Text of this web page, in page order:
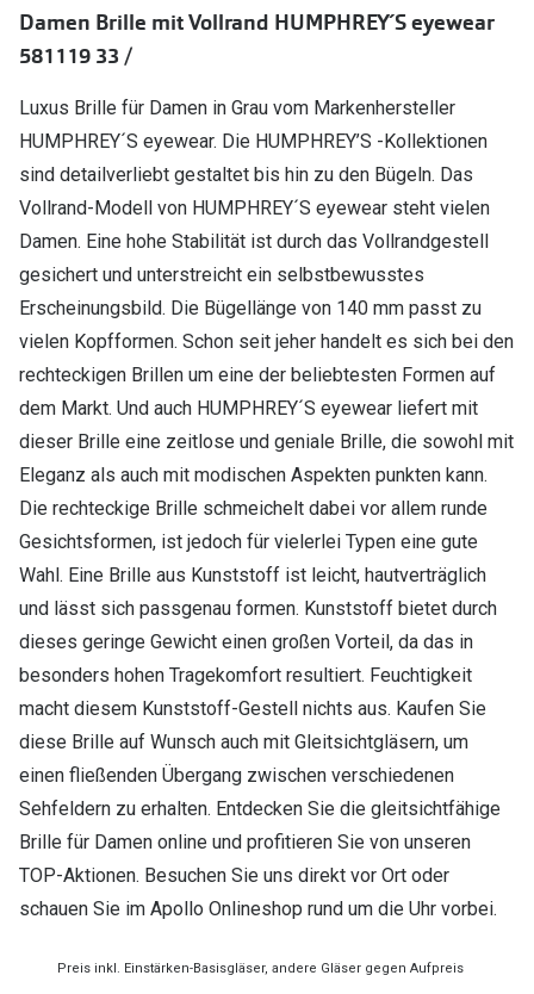
Transitions Gläser
Blaulichtfilter
Stellest®-Brillengläser
Zubehör
Brillenbügel
Brillenetuis
Brillenkettchen
Alle
Brillen 2
Damen Brille mit Vollrand HUMPHREY´S eyewear
581119 33 /
Luxus Brille für Damen in Grau vom Markenhersteller
HUMPHREY´S eyewear. Die HUMPHREY’S -Kollektionen
sind detailverliebt gestaltet bis hin zu den Bügeln. Das
Vollrand-Modell von HUMPHREY´S eyewear steht vielen
Damen. Eine hohe Stabilität ist durch das Vollrandgestell
gesichert und unterstreicht ein selbstbewusstes
Erscheinungsbild. Die Bügellänge von 140 mm passt zu
vielen Kopfformen. Schon seit jeher handelt es sich bei den
rechteckigen Brillen um eine der beliebtesten Formen auf
dem Markt. Und auch HUMPHREY´S eyewear liefert mit
dieser Brille eine zeitlose und geniale Brille, die sowohl mit
Eleganz als auch mit modischen Aspekten punkten kann.
Die rechteckige Brille schmeichelt dabei vor allem runde
Gesichtsformen, ist jedoch für vielerlei Typen eine gute
Wahl. Eine Brille aus Kunststoff ist leicht, hautverträglich
und lässt sich passgenau formen. Kunststoff bietet durch
dieses geringe Gewicht einen großen Vorteil, da das in
besonders hohen Tragekomfort resultiert. Feuchtigkeit
macht diesem Kunststoff-Gestell nichts aus. Kaufen Sie
diese Brille auf Wunsch auch mit Gleitsichtgläsern, um
einen fließenden Übergang zwischen verschiedenen
Sehfeldern zu erhalten. Entdecken Sie die gleitsichtfähige
Brille für Damen online und profitieren Sie von unseren
TOP-Aktionen. Besuchen Sie uns direkt vor Ort oder
schauen Sie im Apollo Onlineshop rund um die Uhr vorbei.
Preis inkl. Einstärken-Basisgläser, andere Gläser gegen Aufpreis